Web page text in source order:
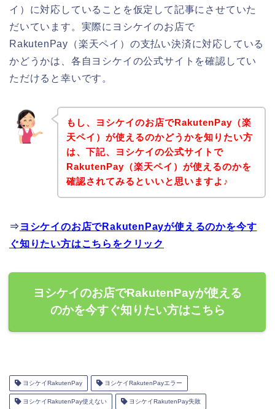
イ）に対応していることを仮定して記事にさせていた
だいています。実際にヨシケイのお店で
RakutenPay（楽天ペイ）の支払い決済に対応している
かどうかは、各自ヨシケイの公式サイトを確認してい
ただけると幸いです。
もし、ヨシケイのお店でRakutenPay（楽
天ペイ）が使えるのかどうかを知りたい方
は、下記、ヨシケイの公式サイトで
RakutenPay（楽天ペイ）が使えるのかを
確認されてみるといいと思いますよ♪
⇒ ヨシケイのお店でRakutenPayが使えるのかを今す
ぐ知りたい方はこちらをクリック
ヨシケイのお店でRakutenPayが使える
のかを今すぐ知りたい方はこちら
ヨシケイRakutenPay ヨシケイRakutenPayエラー
ヨシケイRakutenPay使えない ヨシケイRakutenPay失敗